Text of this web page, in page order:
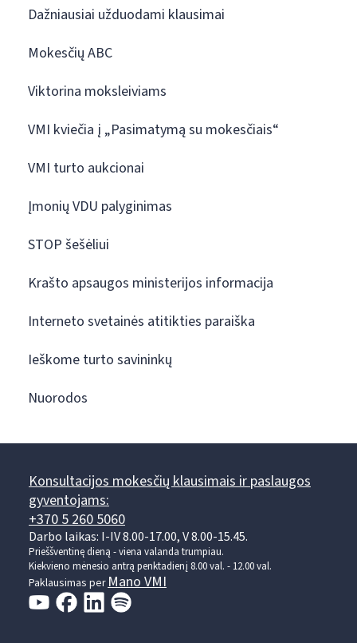
Dažniausiai užduodami klausimai
Mokesčių ABC
Viktorina moksleiviams
VMI kviečia į „Pasimatymą su mokesčiais“
VMI turto aukcionai
Įmonių VDU palyginimas
STOP šešėliui
Krašto apsaugos ministerijos informacija
Interneto svetainės atitikties paraiška
Ieškome turto savininkų
Nuorodos
Konsultacijos mokesčių klausimais ir paslaugos
gyventojams:
+370 5 260 5060
Darbo laikas: I-IV 8.00-17.00, V 8.00-15.45.
Prieššventinę dieną - viena valanda trumpiau.
Kiekvieno mėnesio antrą penktadienį 8.00 val. - 12.00 val.
Paklausimas perMano VMI